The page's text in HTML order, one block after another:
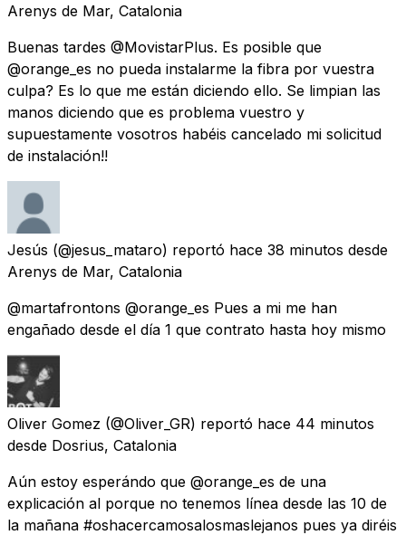
Arenys de Mar, Catalonia
Buenas tardes @MovistarPlus. Es posible que
@orange_es no pueda instalarme la fibra por vuestra
culpa? Es lo que me están diciendo ello. Se limpian las
manos diciendo que es problema vuestro y
supuestamente vosotros habéis cancelado mi solicitud
de instalación!!
Jesús (@jesus_mataro) reportó hace 38 minutos desde
Arenys de Mar, Catalonia
@martafrontons @orange_es Pues a mi me han
engañado desde el día 1 que contrato hasta hoy mismo
Oliver Gomez (@Oliver_GR) reportó hace 44 minutos
desde Dosrius, Catalonia
Aún estoy esperándo que @orange_es de una
explicación al porque no tenemos línea desde las 10 de
la mañana #oshacercamosalosmaslejanos pues ya diréis